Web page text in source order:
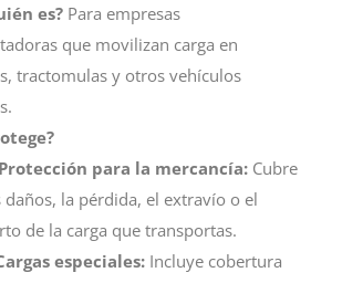
es? Para empresas
que movilizan carga en
tractomulas y otros vehículos
Protección para la mercancía: Cubre
daños, la pérdida, el extravío o el
de la carga que transportas.
especiales: Incluye cobertura